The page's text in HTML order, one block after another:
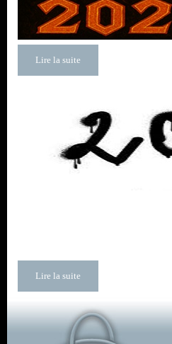
Lire la suite
Lire la suite